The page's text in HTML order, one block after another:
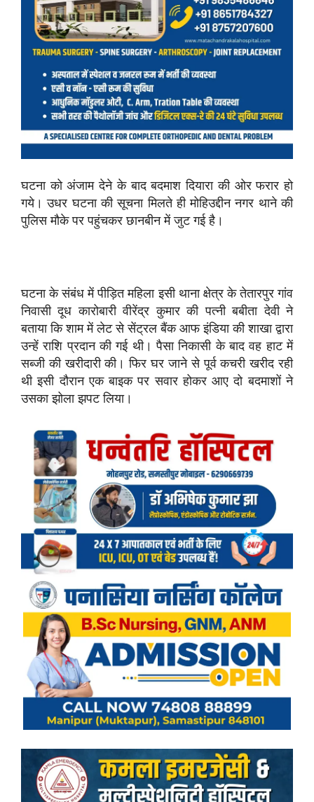
घटना को अंजाम देने के बाद बदमाश दियारा की ओर फरार हो
गये। उधर घटना की सूचना मिलते ही मोहिउद्दीन नगर थाने की
पुलिस मौके पर पहुंचकर छानबीन में जुट गई है।
घटना के संबंध में पीड़ित महिला इसी थाना क्षेत्र के तेतारपुर गांव
निवासी दूध कारोबारी वीरेंद्र कुमार की पत्नी बबीता देवी ने
बताया कि शाम में लेट से सेंट्रल बैंक आफ इंडिया की शाखा द्वारा
उन्हें राशि प्रदान की गई थी। पैसा निकासी के बाद वह हाट में
सब्जी की खरीदारी की। फिर घर जाने से पूर्व कचरी खरीद रही
थी इसी दौरान एक बाइक पर सवार होकर आए दो बदमाशों ने
उसका झोला झपट लिया।